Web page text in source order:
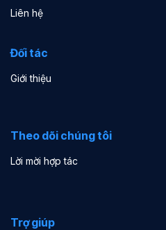
Liên hệ
Đối tác
Giới thiệu
Theo dõi chúng tôi
Lời mời hợp tác
Trợ giúp